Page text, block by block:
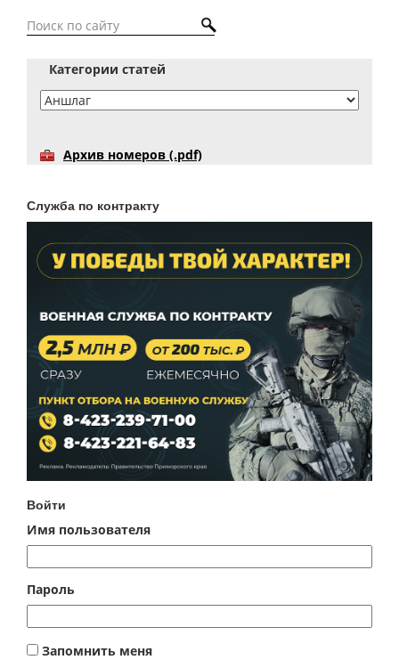
Категории статей
Архив номеров (.pdf)
Служба по контракту
Войти
Имя пользователя
Пароль
Запомнить меня